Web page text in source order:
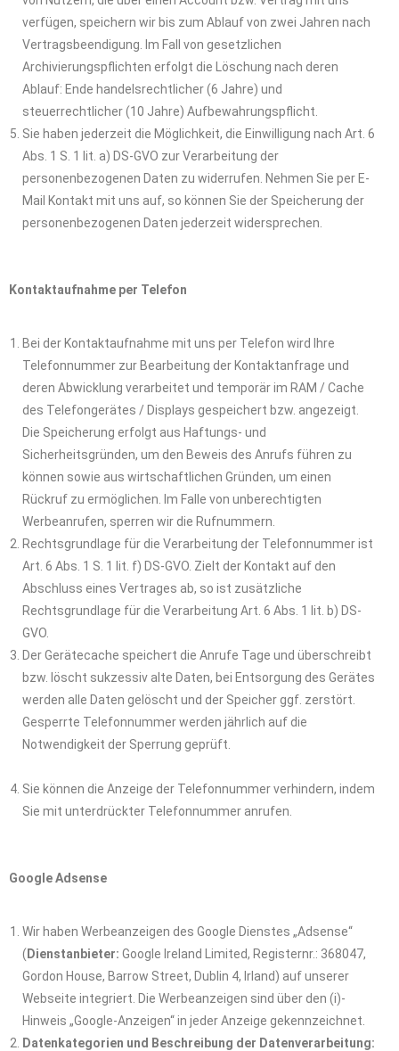
verfügen, speichern wir bis zum Ablauf von zwei Jahren nach
Vertragsbeendigung. Im Fall von gesetzlichen
Archivierungspflichten erfolgt die Löschung nach deren
Ablauf: Ende handelsrechtlicher (6 Jahre) und
steuerrechtlicher (10 Jahre) Aufbewahrungspflicht.
Sie haben jederzeit die Möglichkeit, die Einwilligung nach Art. 6
Abs. 1 S. 1 lit. a) DS-GVO zur Verarbeitung der
personenbezogenen Daten zu widerrufen. Nehmen Sie per E-
Mail Kontakt mit uns auf, so können Sie der Speicherung der
personenbezogenen Daten jederzeit widersprechen.
Kontaktaufnahme per Telefon
Bei der Kontaktaufnahme mit uns per Telefon wird Ihre
Telefonnummer zur Bearbeitung der Kontaktanfrage und
deren Abwicklung verarbeitet und temporär im RAM / Cache
des Telefongerätes / Displays gespeichert bzw. angezeigt.
Die Speicherung erfolgt aus Haftungs- und
Sicherheitsgründen, um den Beweis des Anrufs führen zu
können sowie aus wirtschaftlichen Gründen, um einen
Rückruf zu ermöglichen. Im Falle von unberechtigten
Werbeanrufen, sperren wir die Rufnummern.
Rechtsgrundlage für die Verarbeitung der Telefonnummer ist
Art. 6 Abs. 1 S. 1 lit. f) DS-GVO. Zielt der Kontakt auf den
Abschluss eines Vertrages ab, so ist zusätzliche
Rechtsgrundlage für die Verarbeitung Art. 6 Abs. 1 lit. b) DS-
GVO.
Der Gerätecache speichert die Anrufe Tage und überschreibt
bzw. löscht sukzessiv alte Daten, bei Entsorgung des Gerätes
werden alle Daten gelöscht und der Speicher ggf. zerstört.
Gesperrte Telefonnummer werden jährlich auf die
Notwendigkeit der Sperrung geprüft.
Sie können die Anzeige der Telefonnummer verhindern, indem
Sie mit unterdrückter Telefonnummer anrufen.
Google Adsense
Wir haben Werbeanzeigen des Google Dienstes „Adsense“
( Dienstanbieter: Google Ireland Limited, Registernr.: 368047,
Gordon House, Barrow Street, Dublin 4, Irland) auf unserer
Webseite integriert. Die Werbeanzeigen sind über den (i)-
Hinweis „Google-Anzeigen“ in jeder Anzeige gekennzeichnet.
Datenkategorien und Beschreibung der Datenverarbeitung: